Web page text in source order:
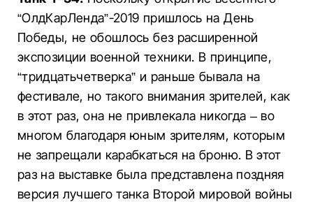
“ОлдКарЛенда”-2019 пришлось на День
Победы, не обошлось без расширенной
экспозиции военной техники. В принципе,
“тридцатьчетверка” и раньше бывала на
фестивале, но такого внимания зрителей, как
в этот раз, она не привлекала никогда – во
многом благодаря юным зрителям, которым
не запрещали карабкаться на броню. В этот
раз на выставке была представлена поздняя
версия лучшего танка Второй мировой войны